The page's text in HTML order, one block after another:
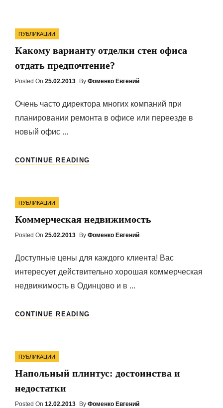
Categories
ПУБЛИКАЦИИ
Какому варианту отделки стен офиса
отдать предпочтение?
Posted On Posted
25.02.2013 By Фоменко Евгений
Очень часто директора многих компаний при
планировании ремонта в офисе или переезде в
новый офис ...
CONTINUE READING
ПРЕДПОЧТЕНИЕ?
Categories
ПУБЛИКАЦИИ
Коммерческая недвижимость
Posted On Posted
25.02.2013 By Фоменко Евгений
Доступные цены для каждого клиента! Вас
интересует действительно хорошая коммерческая
недвижимость в Одинцово и в ...
CONTINUE READING
Categories
ПУБЛИКАЦИИ
Напольный плинтус: достоинства и
недостатки
Posted On Posted
12.02.2013 By Фоменко Евгений